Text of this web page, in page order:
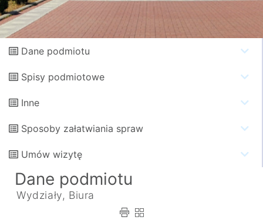
Dane podmiotu
Spisy podmiotowe
Inne
Sposoby załatwiania spraw
Umów wizytę
Dane podmiotu
Wydziały, Biura